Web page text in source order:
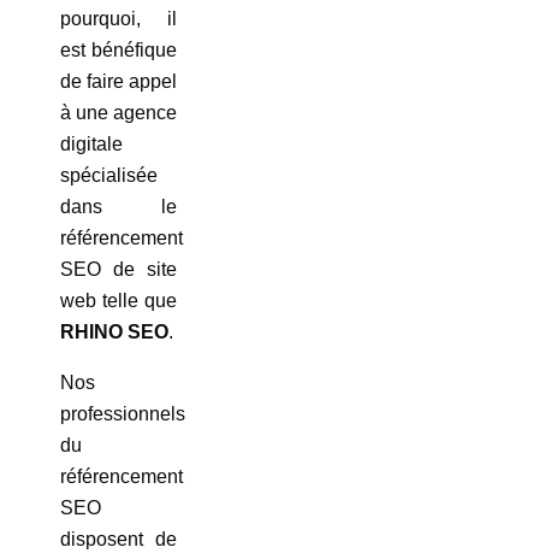
pourquoi, il
est bénéfique
de faire appel
à une agence
digitale
spécialisée
dans le
référencement
SEO de site
web telle que
RHINO SEO.
Nos
professionnels
du
référencement
SEO
disposent de